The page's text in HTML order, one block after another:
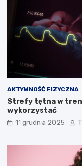
AKTYWNOŚĆ FIZYCZNA
Strefy tętna w
wykorzystać
11 grudnia 2025